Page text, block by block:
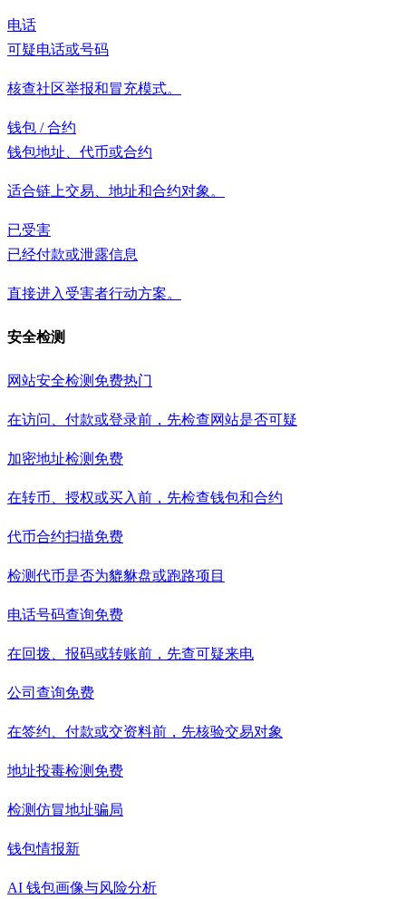
电话
可疑电话或号码
核查社区举报和冒充模式。
钱包 / 合约
钱包地址、代币或合约
适合链上交易、地址和合约对象。
已受害
已经付款或泄露信息
直接进入受害者行动方案。
安全检测
网站安全检测 免费热门
在访问、付款或登录前，先检查网站是否可疑
加密地址检测 免费
在转币、授权或买入前，先检查钱包和合约
代币合约扫描免费
检测代币是否为貔貅盘或跑路项目
电话号码查询免费
在回拨、报码或转账前，先查可疑来电
公司查询免费
在签约、付款或交资料前，先核验交易对象
地址投毒检测 免费
检测仿冒地址骗局
钱包情报新
AI 钱包画像与风险分析